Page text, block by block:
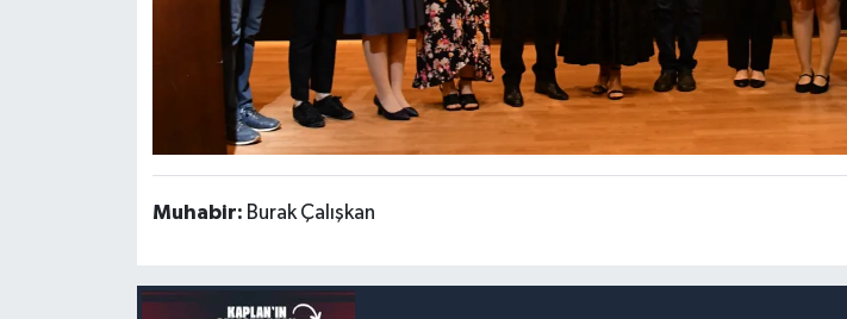
Muhabir: Burak Çalışkan